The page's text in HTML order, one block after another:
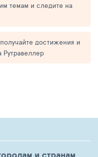
темам и следите на
достижения и
Рутравеллер